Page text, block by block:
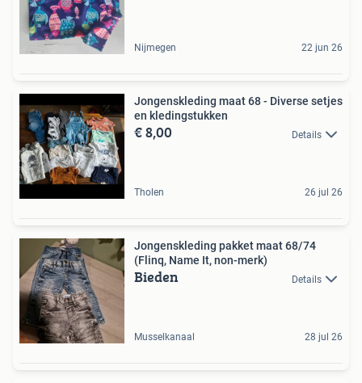
Nijmegen 22 jun 26
Jongenskleding maat 68 - Diverse setjes
en kledingstukken
€ 8,00 Details
Tholen 26 jul 26
Jongenskleding pakket maat 68/74
(Flinq, Name It, non-merk)
Bieden Details
Musselkanaal 28 jul 26